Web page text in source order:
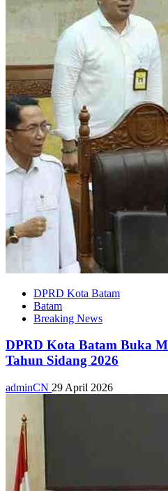
DPRD Kota Batam
Batam
Breaking News
DPRD Kota Batam Buka
Tahun Sidang 2026
adminCN 29 April 2026